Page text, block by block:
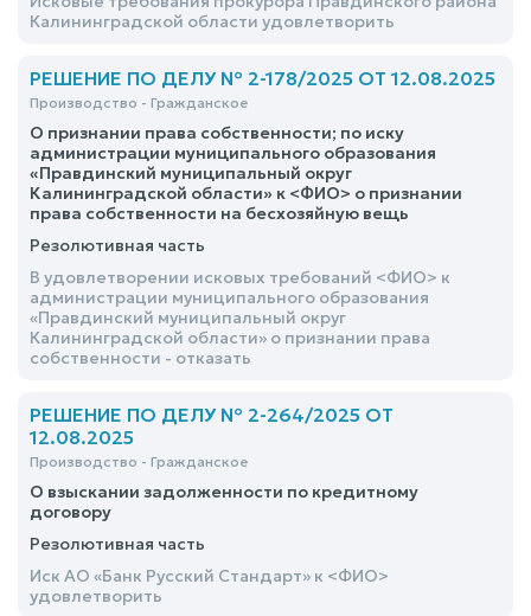
Калининградской области удовлетворить
РЕШЕНИЕ ПО ДЕЛУ № 2-178/2025 ОТ 12.08.2025
Производство - Гражданское
О признании права собственности; по иску
администрации муниципального образования
«Правдинский муниципальный округ
Калининградской области» к <ФИО> о признании
права собственности на бесхозяйную вещь
Резолютивная часть
В удовлетворении исковых требований <ФИО> к
администрации муниципального образования
«Правдинский муниципальный округ
Калининградской области» о признании права
собственности - отказать
РЕШЕНИЕ ПО ДЕЛУ № 2-264/2025 ОТ
12.08.2025
Производство - Гражданское
О взыскании задолженности по кредитному
договору
Резолютивная часть
Иск АО «Банк Русский Стандарт» к <ФИО>
удовлетворить